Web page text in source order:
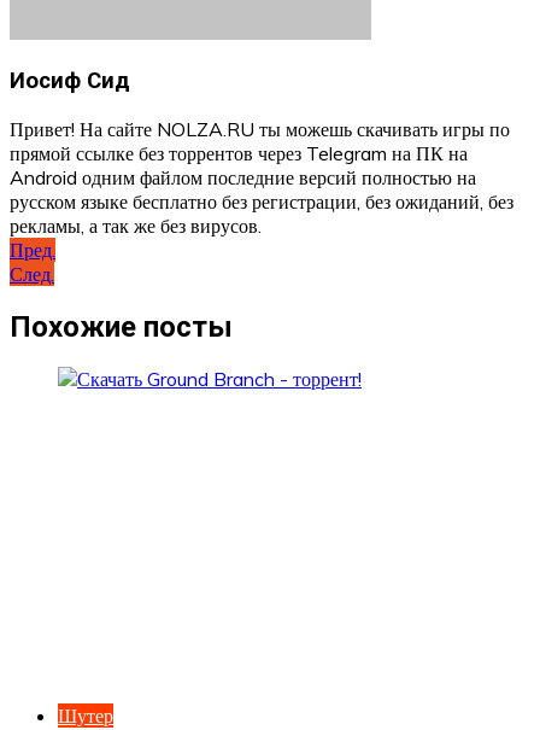
Иосиф Сид
Привет! На сайте NOLZA.RU ты можешь скачивать игры по
прямой ссылке без торрентов через Telegram на ПК на
Android одним файлом последние версий полностью на
русском языке бесплатно без регистрации, без ожиданий, без
рекламы, а так же без вирусов.
Навигация
по
записям
Пред.
След.
Похожие посты
Шутер